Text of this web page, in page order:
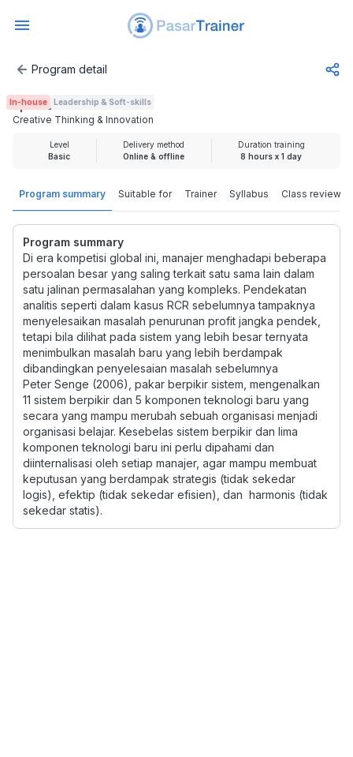
Creative Thinking & Innovation
Program detail
Program summary Suitable for Trainer Syllabus Class review
Program summary
Di era kompetisi global ini, manajer menghadapi beberapa
persoalan besar yang saling terkait satu sama lain dalam
satu jalinan permasalahan yang kompleks. Pendekatan
analitis seperti dalam kasus RCR sebelumnya tampaknya
menyelesaikan masalah penurunan profit jangka pendek,
tetapi bila dilihat pada sistem yang lebih besar ternyata
menimbulkan masalah baru yang lebih berdampak
dibandingkan penyelesaian masalah sebelumnya
Peter Senge (2006), pakar berpikir sistem, mengenalkan
11 sistem berpikir dan 5 komponen teknologi baru yang
secara yang mampu merubah sebuah organisasi menjadi
organisasi belajar. Kesebelas sistem berpikir dan lima
komponen teknologi baru ini perlu dipahami dan
diinternalisasi oleh setiap manajer, agar mampu membuat
keputusan yang berdampak strategis (tidak sekedar
logis), efektip (tidak sekedar efisien), dan harmonis (tidak
sekedar statis).
In-house Leadership & Soft-skills
Creative Thinking & Innovation
Rp 699.000
Level
Basic
Delivery method
Online & offline
Duration training
8 hours x 1 day